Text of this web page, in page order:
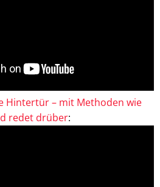
Hintertür – mit Methoden wie
redet drüber: